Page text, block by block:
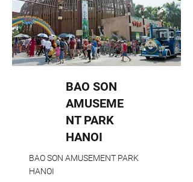
BAO SON
AMUSEME
NT PARK
HANOI
BAO SON AMUSEMENT PARK
HANOI